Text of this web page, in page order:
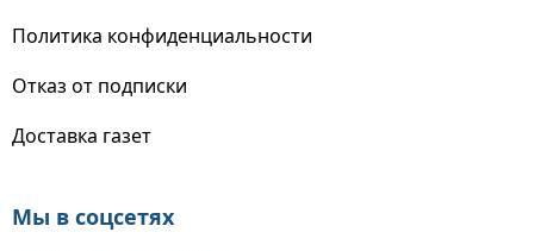
Политика конфиденциальности
Отказ от подписки
Доставка газет
Мы в соцсетях